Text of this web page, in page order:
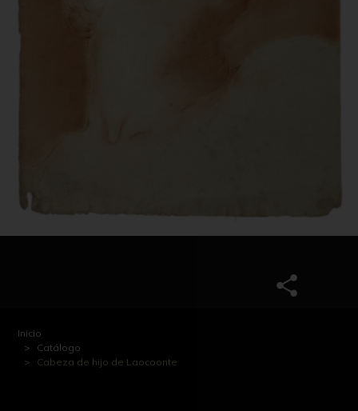
Inicio
Catálogo
Cabeza de hijo de Laocoonte